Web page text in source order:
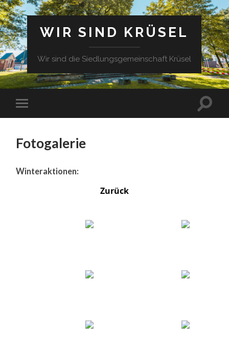
WIR SIND KRÜSEL
Wir sind die Siedlungsgemeinschaft Krüsel
Fotogalerie
Winteraktionen:
Zurück